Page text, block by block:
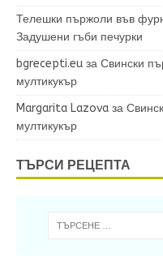
Телешки пържоли във
Задушени гъби печурки
bgrecepti.eu за Свински
мултикукър
Margarita Lazova за
мултикукър
ТЪРСИ РЕЦЕПТА